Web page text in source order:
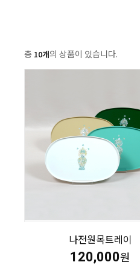
총 10개의 상품이 있습니다.
나전원목트레이
120,000원